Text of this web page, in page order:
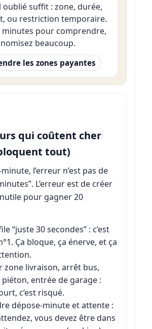
oublié suffit : zone, durée,
ou restriction temporaire.
minutes pour comprendre,
beaucoup.
les zones payantes
qui coûtent cher
tout)
l’erreur n’est pas de
L’erreur est de créer
pour gagner 20
“juste 30 secondes” : c’est
Ça bloque, ça énerve, et ça
zone livraison, arrêt bus,
piéton, entrée de garage :
c’est risqué.
dépose-minute et attente :
vous devez être dans